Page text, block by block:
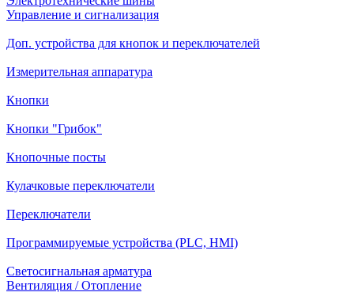
Управление и сигнализация
Доп. устройства для кнопок и переключателей
Измерительная аппаратура
Кнопки
Кнопки "Грибок"
Кнопочные посты
Кулачковые переключатели
Переключатели
Программируемые устройства (PLC, HMI)
Светосигнальная арматура
Вентиляция / Отопление